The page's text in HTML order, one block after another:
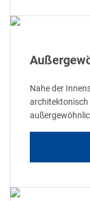
Nahe der
architektonisch